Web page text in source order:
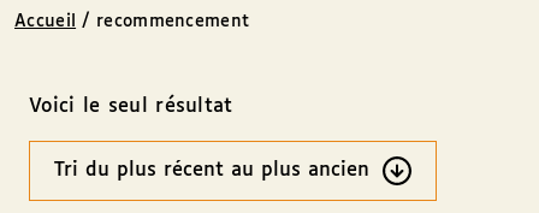
Accueil / recommencement
Voici le seul résultat
Ordre